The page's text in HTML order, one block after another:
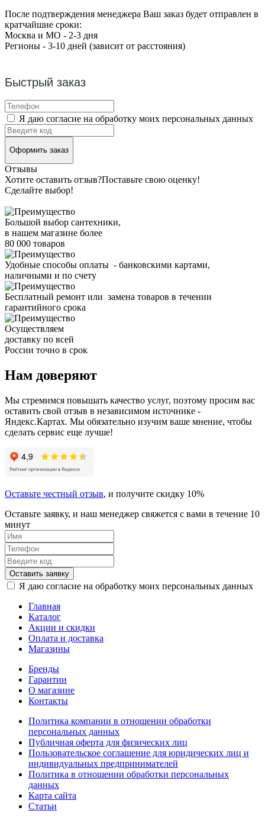
После подтверждения менеджера Ваш заказ будет отправлен в
кратчайшие сроки:
Москва и МО - 2-3 дня
Регионы - 3-10 дней (зависит от расстояния)
Быстрый заказ
Я даю согласие на обработку моих персональных данных
Оформить заказ
Отзывы
Хотите оставить отзыв?Поставьте свою оценку!
Сделайте выбор!
Большой выбор сантехники,
в нашем магазине более
80 000 товаров
Удобные способы оплаты - банковскими картами,
наличными и по счету
Бесплатный ремонт или замена товаров в течении
гарантийного срока
Осуществляем
доставку по всей
России точно в срок
Нам доверяют
Мы стремимся повышать качество услуг, поэтому просим вас
оставить свой отзыв в независимом источнике -
Яндекс.Картах. Мы обязательно изучим ваше мнение, чтобы
сделать сервис еще лучше!
Оставьте честный отзыв, и получите скидку 10%
Оставьте заявку, и наш менеджер свяжется с вами в течение 10
минут
Оставить заявку
Я даю согласие на обработку моих персональных данных
Главная
Каталог
Акции и скидки
Оплата и доставка
Магазины
Бренды
Гарантии
О магазине
Контакты
Политика компании в отношении обработки
персональных данных
Публичная оферта для физических лиц
Пользовательское соглашение для юридических лиц и
индивидуальных предпринимателей
Политика в отношении обработки персональных
данных
Карта сайта
Статьи